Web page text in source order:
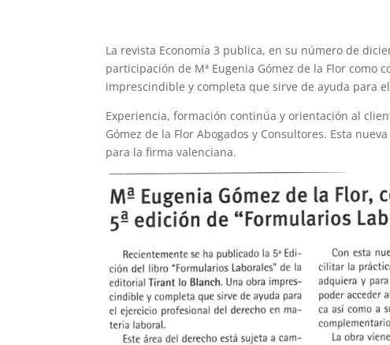
La revista Economía 3 publica, en su número de
participación de Mª Eugenia Gómez de la Flor como
imprescindible y completa que sirve de ayuda para
Experiencia, formación continúa y orientación al
Gómez de la Flor Abogados y Consultores. Esta
para la firma valenciana.